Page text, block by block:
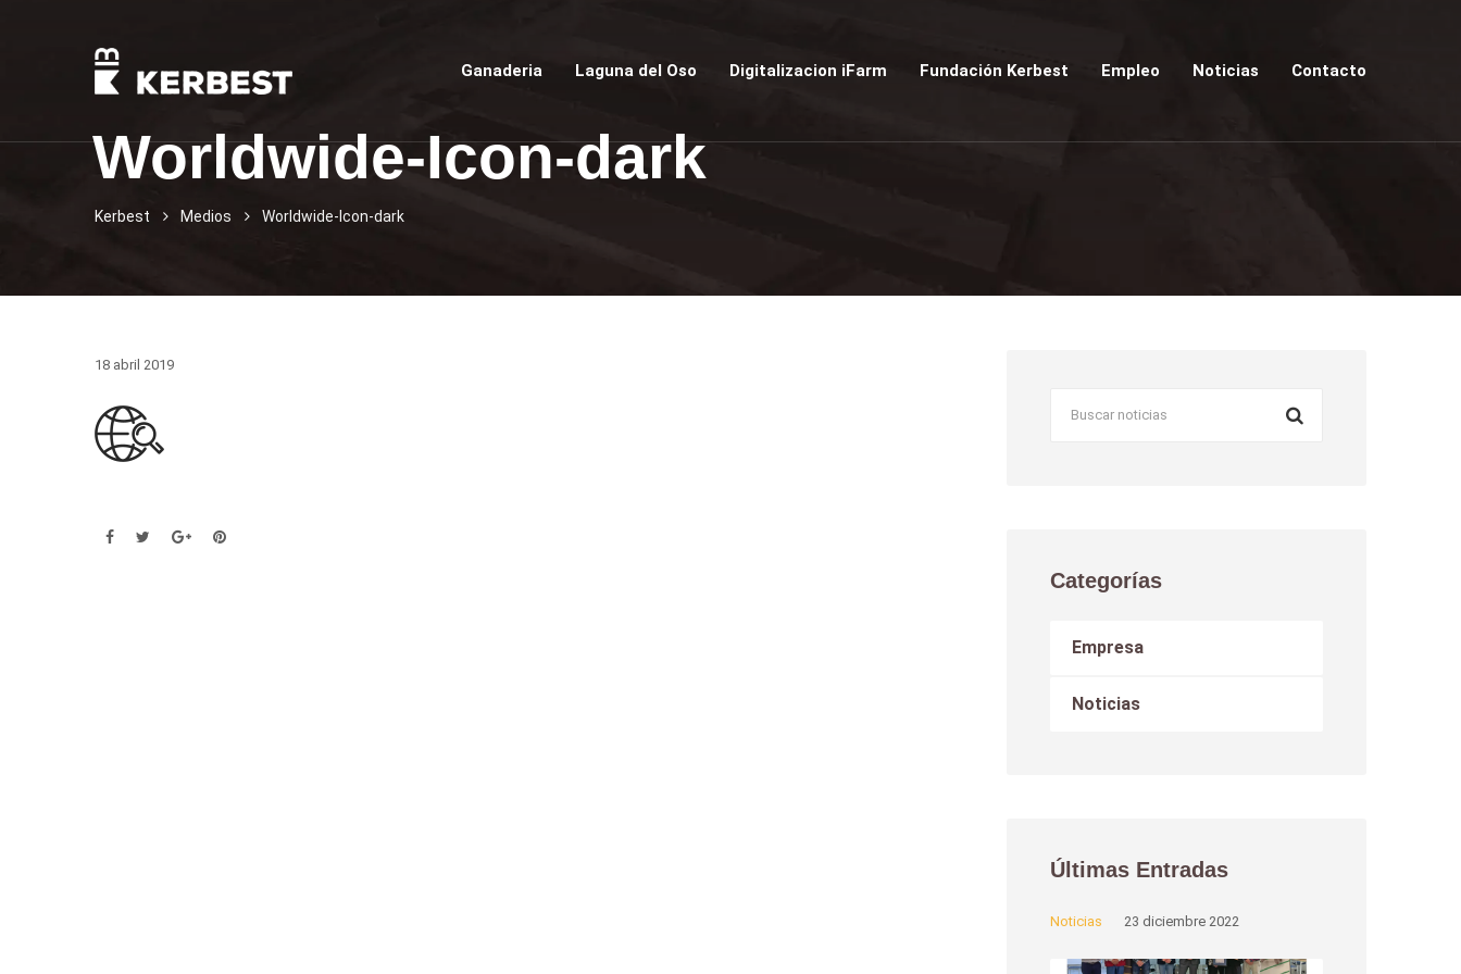
Ganaderia Laguna del Oso Digitalizacion iFarm Fundación Kerbest Empleo Noticias Contacto
Worldwide-Icon-dark
Kerbest Medios Worldwide-Icon-dark
18 abril 2019
Categorías
Empresa
Noticias
Últimas Entradas
Noticias 23 diciembre 2022